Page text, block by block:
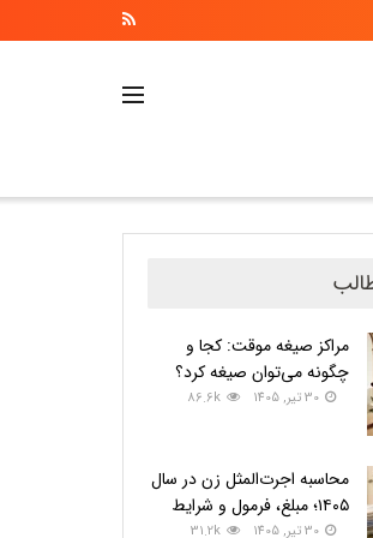
مراکز صیغه موقت: کجا و
چگونه می‌توان صیغه کرد؟
محاسبه اجرت‌المثل زن در سال
۱۴۰۵؛ مبلغ، فرمول و شرایط